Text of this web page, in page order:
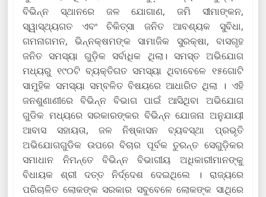
ବିଭିନ୍ନ ସ୍ଥାନରେ ଜଳ ଯୋଗାଣ, ଜମି ସୀମାଙ୍କନ,
ସ୍ୱାସ୍ଥ୍ୟଗତ ଏବଂ ଚିକିତ୍ସା ଜନିତ ଆବଶ୍ୟକ ସୁବିଧା,
ଗମନାଗମନ, ଭିନ୍ନକ୍ଷମଙ୍କ ସାମାଜିକ ସୁରକ୍ଷା, ବାସଗୃହ
ଜନିତ ସମସ୍ୟା ଗୁଡ଼ିକ ସର୍ବାଧିକ ଥିଲା। ସମସ୍ତ ଅଭିଯୋଗ
ମଧ୍ୟରୁ ୧୯୦ଟି ବ୍ୟକ୍ତିଗତ ସମସ୍ୟା ଥିବାବେଳେ ୧୫ଗୋଟି
ସାମୁହିକ ସମସ୍ୟା ସମ୍ବଳିତ ବିଷୟରେ ଆଧାରିତ ଥିଲା । ଏହି
ଜନଶୁଣାଣୀରେ ବିଭିନ୍ନ ବିଭାଗ ପାଇଁ ଆସିଥିବା ଅଭିଯୋଗ
ଗୁଡିକ ମଧ୍ୟରେ ସରକାରଙ୍କର ବିଭିନ୍ନ ଯୋଜନା ଅନୁଯାୟୀ
ଆବାସ ସହାୟତା, ଜଳ ନିଷ୍କାସନ ବ୍ୟବସ୍ଥା ପ୍ରଭୃତି
ଅଭିଯୋଗଗୁଡିକ ଉପରେ ବିଚାର ପୂର୍ବକ ତୁରନ୍ତ ସେଗୁଡ଼ିକର
ସମାଧାନ ନିମନ୍ତେ ବିଭିନ୍ନ ବିଭାଗୀୟ ଅଧିକାରୀମାନଙ୍କୁ
ବିଧାୟକ ଶ୍ରୀ ଦତ୍ତ ନିର୍ଦ୍ଦେଶ ଦେଇଥିଲେ । ରାଜ୍ୟରେ
ପରିଚାଳିତ ଲୋକଙ୍କ ସରକାର ସବୁବେଳେ ଲୋକଙ୍କ ସାଥିରେ